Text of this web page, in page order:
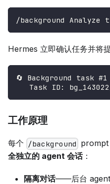
/background
Hermes 立即确认任务并将
🔄 Background task
Task ID:
工作原理
每个 /background prompt
全独立的 agent 会话：
隔离对话——后台 agent